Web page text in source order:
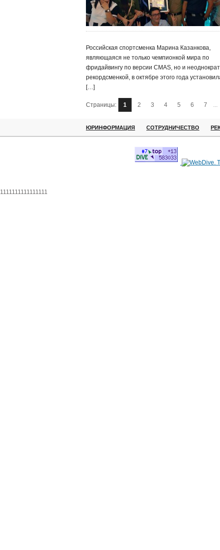
Российская спортсменка Марина Казанкова,
являющаяся не только чемпионкой мира по
фридайвингу по версии CMAS, но и
рекордсменкой, в октябре этого года
[…]
Страницы: 1 2 3 4 5 6 7 ...
ЮРИНФОРМАЦИЯ СОТРУДНИЧЕСТВО
1111111111111111